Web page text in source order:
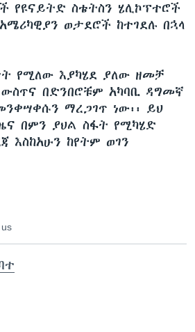
የዩናይትድ ስቴትስን ሄሊኮፕተሮች
ወታደሮች ከተገደሉ በኋላ
የሚለው እያካሄደ ያለው ዘመቻ
በድንበሮቹም አካባቢ ዳግመኛ
ማረጋገጥ ነው፡፡ ይህ
በምን ያህል ስፋት የሚካሄድ
እስከአሁን ከየትም ወገን